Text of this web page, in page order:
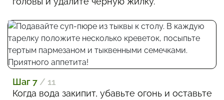
Шаг 7 / 11
Когда вода закипит, убавьте огонь и оставьте